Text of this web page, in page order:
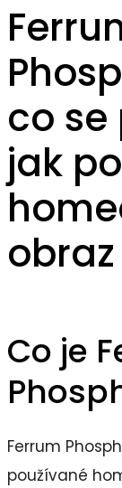
co se
jak
obraz
Co je
Ferrum
používané